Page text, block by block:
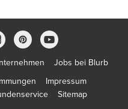
Jobs bei Blurb
Impressum
Sitemap